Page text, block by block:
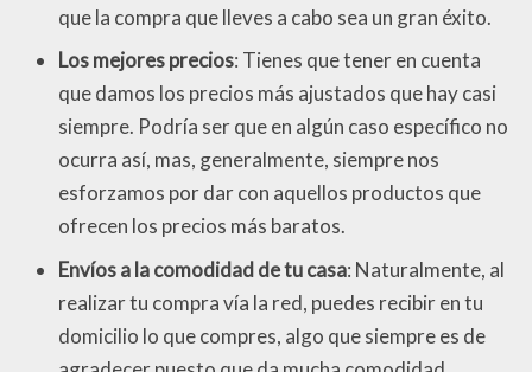
que la compra que lleves a cabo sea un gran éxito.
Los mejores precios: Tienes que tener en cuenta
que damos los precios más ajustados que hay casi
siempre. Podría ser que en algún caso específico no
ocurra así, mas, generalmente, siempre nos
esforzamos por dar con aquellos productos que
ofrecen los precios más baratos.
Envíos a la comodidad de tu casa: Naturalmente, al
realizar tu compra vía la red, puedes recibir en tu
domicilio lo que compres, algo que siempre es de